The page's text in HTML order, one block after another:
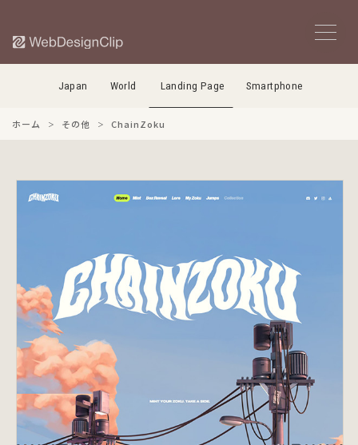
Japan World Landing Page Smartphone
ホーム その他 ChainZoku